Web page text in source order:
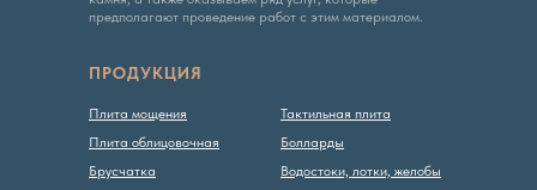
предполагают проведение работ с этим материалом.
Тактильная плита
Болларды
Водостоки, лотки, желобы
ПРОДУКЦИЯ
Плита мощения
Плита облицовочная
Брусчатка